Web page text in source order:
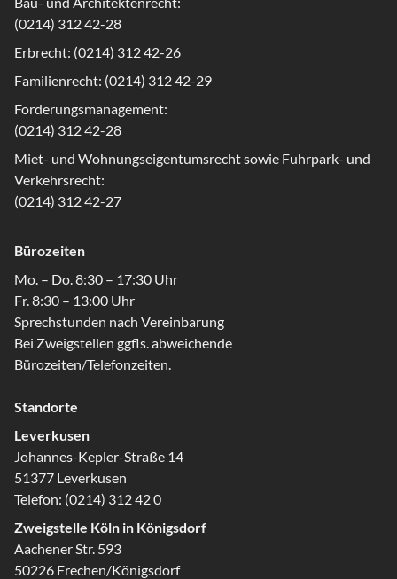
(0214) 312 42-28
Erbrecht: (0214) 312 42-26
Familienrecht: (0214) 312 42-29
Forderungsmanagement:
(0214) 312 42-28
Miet- und Wohnungseigentumsrecht sowie Fuhrpark- und
Verkehrsrecht:
(0214) 312 42-27
Bürozeiten
Mo. – Do. 8:30 – 17:30 Uhr
Fr. 8:30 – 13:00 Uhr
Sprechstunden nach Vereinbarung
Bei Zweigstellen ggfls. abweichende
Bürozeiten/Telefonzeiten.
Standorte
Leverkusen
Johannes-Kepler-Straße 14
51377 Leverkusen
Telefon: (0214) 312 42 0
Zweigstelle Köln in Königsdorf
Aachener Str. 593
50226 Frechen/Königsdorf